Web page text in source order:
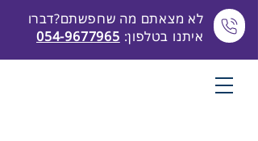
לא מצאתם מה שחפשתם?דברו
איתנו בטלפון: 054-9677965